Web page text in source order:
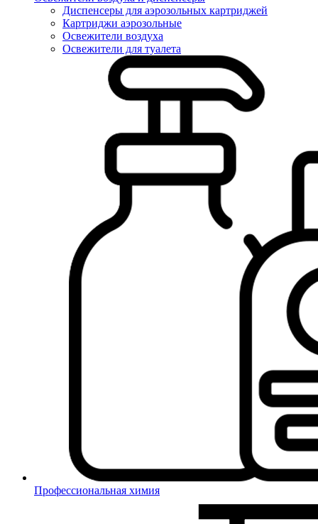
Диспенсеры для аэрозольных картриджей
Картриджи аэрозольные
Освежители воздуха
Освежители для туалета
Профессиональная химия